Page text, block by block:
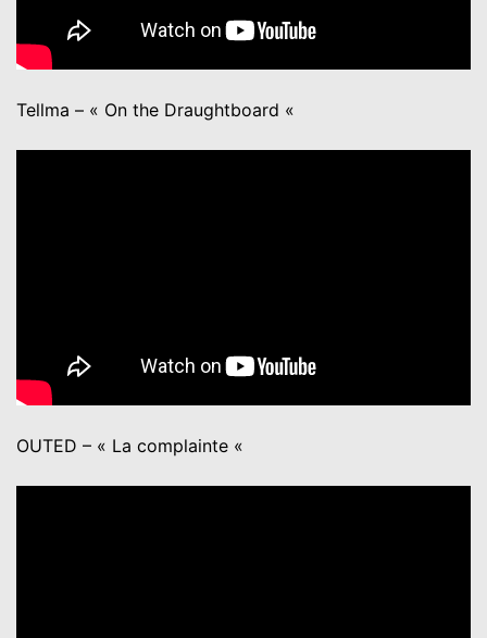
Tellma – « On the Draughtboard «
OUTED – « La complainte «